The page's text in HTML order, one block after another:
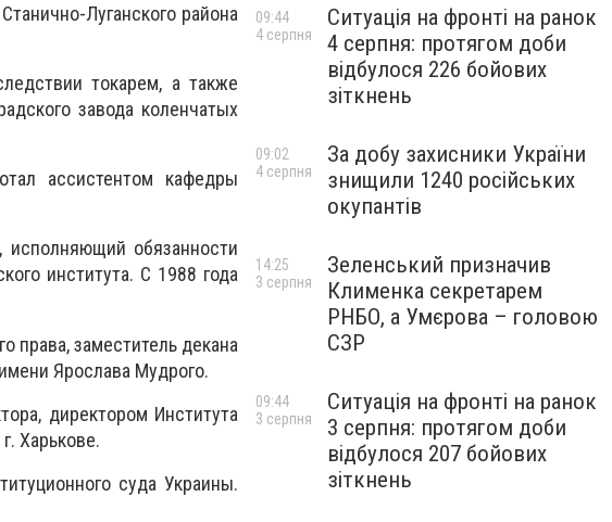
Луганского района
токарем, а также
завода коленчатых
ассистентом кафедры
исполняющий обязанности
института. С 1988 года
права, заместитель декана
Ярослава Мудрого.
директором Института
Харькове.
суда Украины.
Ситуація на фронті на ранок
4 серпня: протягом доби
відбулося 226 бойових
зіткнень
09:44
4 серпня
За добу захисники України
знищили 1240 російських
окупантів
09:02
4 серпня
Зеленський призначив
Клименка секретарем
РНБО, а Умєрова – головою
СЗР
14:25
3 серпня
Ситуація на фронті на ранок
3 серпня: протягом доби
відбулося 207 бойових
зіткнень
09:44
3 серпня